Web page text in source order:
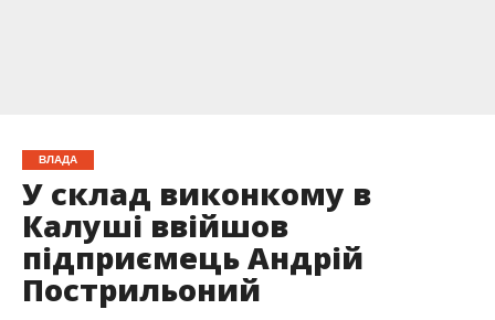
ВЛАДА
У склад виконкому в
Калуші ввійшов
підприємець Андрій
Пострильоний